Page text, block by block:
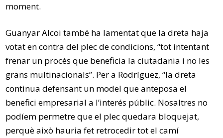
moment.
Guanyar Alcoi també ha lamentat que la dreta haja
votat en contra del plec de condicions, “tot intentant
frenar un procés que beneficia la ciutadania i no les
grans multinacionals”. Per a Rodríguez, “la dreta
continua defensant un model que anteposa el
benefici empresarial a l’interés públic. Nosaltres no
podíem permetre que el plec quedara bloquejat,
perquè això hauria fet retrocedir tot el camí